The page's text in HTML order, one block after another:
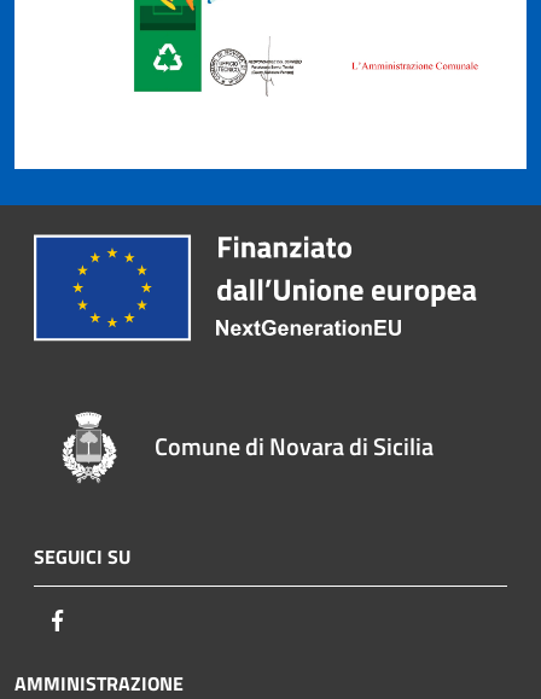
Comune di Novara di Sicilia
SEGUICI SU
AMMINISTRAZIONE